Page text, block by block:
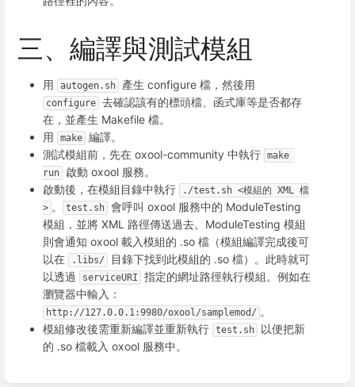
三、編譯與測試模組
用 autogen.sh 產生 configure 檔，然後用
configure 去確認該有的標頭檔、函式庫等是否都存
在，並產生 Makefile 檔。
用
make 編譯。
測試模組前，先在 oxool-community 中執行 make
run
啟動 oxool 服務。
啟動後，在模組目錄中執行
./test.sh <模組的 XML 檔
> 。 test.sh 會呼叫 oxool 服務中的 ModuleTesting
模組，並將 XML 路徑傳送過去。ModuleTesting 模組
則會通知 oxool 載入模組的 .so 檔（模組編譯完成後可
以在
.libs/
目錄下找到此模組的 .so 檔）。此時就可
以透過
serviceURI
指定的網址路徑執行模組。例如在
瀏覽器中輸入：
http://127.0.0.1:9980/oxool/samplemod/ 。
模組修改後需重新編譯並重新執行 test.sh
以便把新
的 .so 檔載入 oxool 服務中。